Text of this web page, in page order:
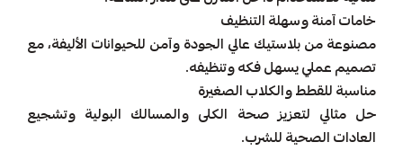
خامات آمنة وسهلة التنظيف
مصنوعة من بلاستيك عالي الجودة وآمن للحيوانات الأليفة، مع
تصميم عملي يسهل فكه وتنظيفه.
مناسبة للقطط والكلاب الصغيرة
حل مثالي لتعزيز صحة الكلى والمسالك البولية وتشجيع
العادات الصحية للشرب.